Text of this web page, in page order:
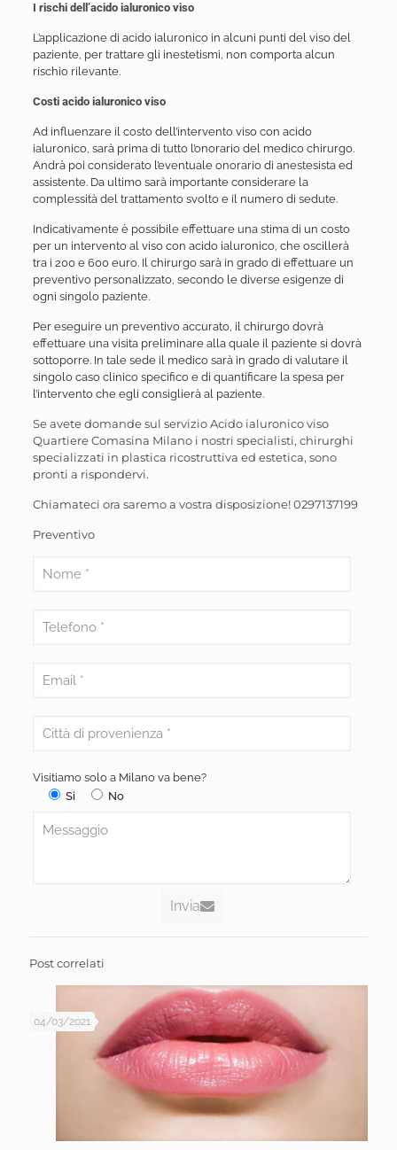
I rischi dell’acido ialuronico viso
L’applicazione di acido ialuronico in alcuni punti del viso del
paziente, per trattare gli inestetismi, non comporta alcun
rischio rilevante.
Costi acido ialuronico viso
Ad influenzare il costo dell’intervento viso con acido
ialuronico, sarà prima di tutto l’onorario del medico chirurgo.
Andrà poi considerato l’eventuale onorario di anestesista ed
assistente. Da ultimo sarà importante considerare la
complessità del trattamento svolto e il numero di sedute.
Indicativamente è possibile effettuare una stima di un costo
per un intervento al viso con acido ialuronico, che oscillerà
tra i 200 e 600 euro. Il chirurgo sarà in grado di effettuare un
preventivo personalizzato, secondo le diverse esigenze di
ogni singolo paziente.
Per eseguire un preventivo accurato, il chirurgo dovrà
effettuare una visita preliminare alla quale il paziente si dovrà
sottoporre. In tale sede il medico sarà in grado di valutare il
singolo caso clinico specifico e di quantificare la spesa per
l’intervento che egli consiglierà al paziente.
Se avete domande sul servizio Acido ialuronico viso
Quartiere Comasina Milano i nostri specialisti, chirurghi
specializzati in plastica ricostruttiva ed estetica, sono
pronti a rispondervi.
Chiamateci ora saremo a vostra disposizione!0297137199
Preventivo
Visitiamo solo a Milano va bene?
Si
No
Invia
Post correlati
04/03/2021